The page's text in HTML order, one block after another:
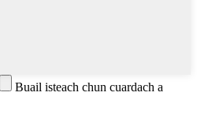
Buail isteach chun cuardach a